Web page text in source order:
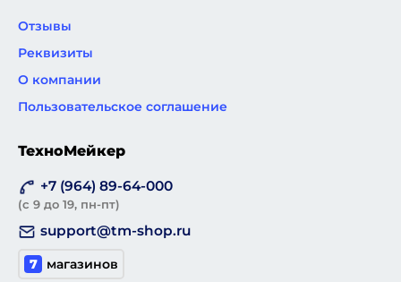
Отзывы
Реквизиты
О компании
Пользовательское соглашение
ТехноМейкер
+7 (964) 89-64-000
(с 9 до 19, пн-пт)
support@tm-shop.ru
7 магазинов